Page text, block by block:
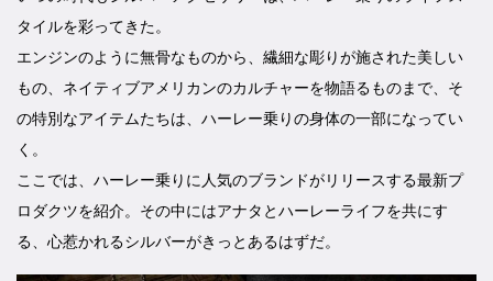
タイルを彩ってきた。
エンジンのように無骨なものから、繊細な彫りが施された美しい
もの、ネイティブアメリカンのカルチャーを物語るものまで、そ
の特別なアイテムたちは、ハーレー乗りの身体の一部になってい
く。
ここでは、ハーレー乗りに人気のブランドがリリースする最新プ
ロダクツを紹介。その中にはアナタとハーレーライフを共にす
る、心惹かれるシルバーがきっとあるはずだ。